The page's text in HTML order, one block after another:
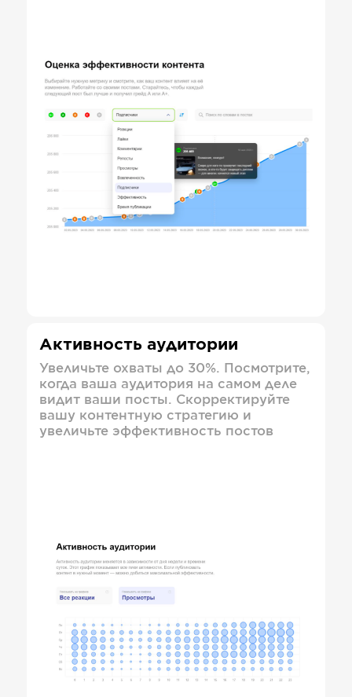
Активность аудитории
Увеличьте охваты до 30%. Посмотрите,
когда ваша аудитория на самом деле
видит ваши посты. Скорректируйте
вашу контентную стратегию и
увеличьте эффективность постов